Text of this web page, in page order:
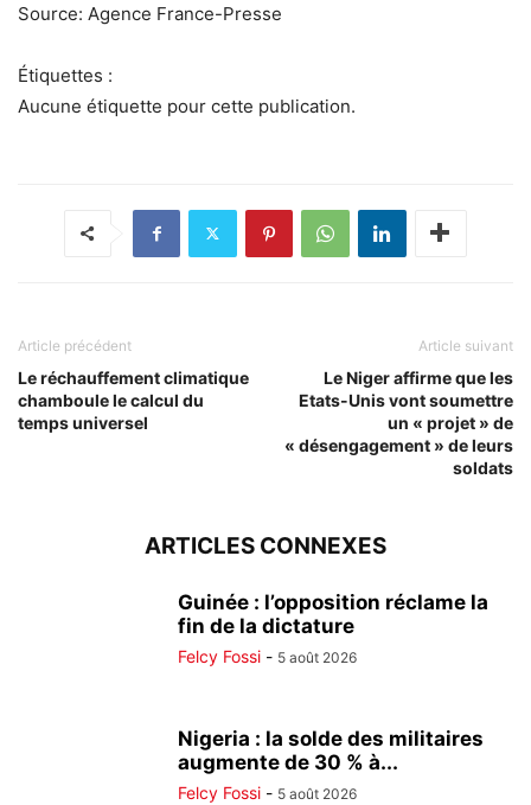
Source: Agence France-Presse
Étiquettes :
Aucune étiquette pour cette publication.
Article précédent
Le réchauffement climatique
chamboule le calcul du
temps universel
Article suivant
Le Niger affirme que les
Etats-Unis vont soumettre
un « projet » de
« désengagement » de leurs
soldats
ARTICLES CONNEXES
Guinée : l’opposition réclame la
fin de la dictature
Felcy Fossi - 5 août 2026
Nigeria : la solde des militaires
augmente de 30 % à...
Felcy Fossi - 5 août 2026